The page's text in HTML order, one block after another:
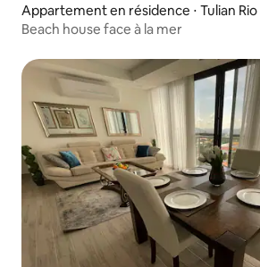
Appartement en résidence ⋅ Tulian Rio
Beach house face à la mer